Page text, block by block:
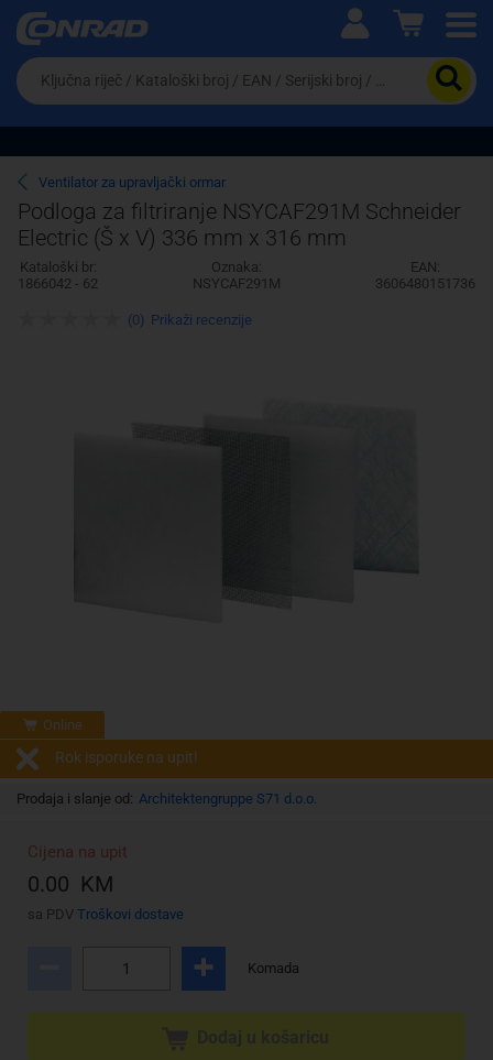
Ova postavka prilagođava asortiman proizvoda i
cijene vašim potrebama.
Pravno lice
Da
biste
potražili
proizvod,
unesite
ključnu
riječ,
kataloški
broj,
EAN
ili
Ventilator za upravljački ormar
Podloga za filtriranje NSYCAF291M Schneider
Electric (Š x V) 336 mm x 316 mm
Kataloški br:
1866042 - 62
Oznaka:
NSYCAF291M
EAN:
3606480151736
Online
Rok isporuke na upit!
Prodaja i slanje od: Architektengruppe S71 d.o.o.
Cijena na upit
0.00 KM
sa PDV Troškovi dostave
Komada
(0) Prikaži recenzije